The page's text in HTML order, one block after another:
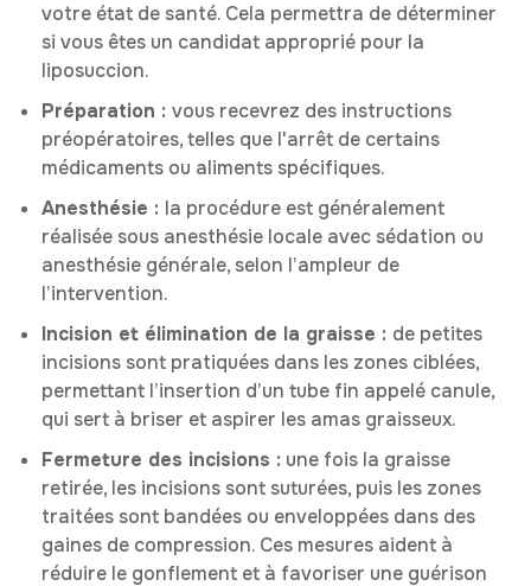
votre état de santé. Cela permettra de déterminer
si vous êtes un candidat approprié pour la
liposuccion.
Préparation : vous recevrez des instructions
préopératoires, telles que l'arrêt de certains
médicaments ou aliments spécifiques.
Anesthésie : la procédure est généralement
réalisée sous anesthésie locale avec sédation ou
anesthésie générale, selon l’ampleur de
l’intervention.
Incision et élimination de la graisse : de petites
incisions sont pratiquées dans les zones ciblées,
permettant l’insertion d’un tube fin appelé canule,
qui sert à briser et aspirer les amas graisseux.
Fermeture des incisions : une fois la graisse
retirée, les incisions sont suturées, puis les zones
traitées sont bandées ou enveloppées dans des
gaines de compression. Ces mesures aident à
réduire le gonflement et à favoriser une guérison